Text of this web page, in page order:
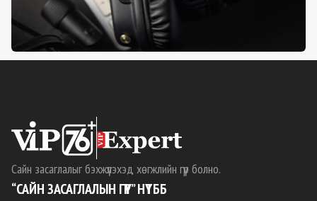
Сайн засаглалыг бэхжүүлэхэд хөгжлийн гүүр болно.
“САЙН ЗАСАГЛАЛЫН ГҮҮР” НҮТББ